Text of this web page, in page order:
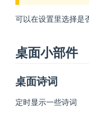
可以在设置里选择是
桌面小部件
桌面诗词
定时显示一些诗词